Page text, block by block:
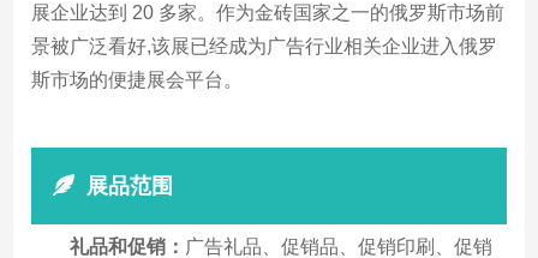
展企业达到 20 多家。作为金砖国家之一的俄罗斯市场前
景被广泛看好,该展已经成为广告行业相关企业进入俄罗
斯市场的便捷展会平台。
展品范围
礼品和促销： 广告礼品、促销品、促销印刷、促销